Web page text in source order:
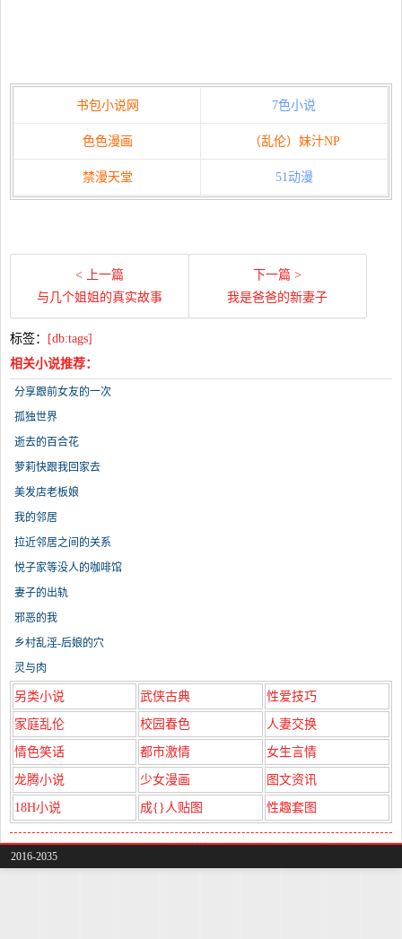
书包小说网 7色小说
色色漫画 （乱伦）妹汁NP
禁漫天堂 51动漫
< 上一篇
与几个姐姐的真实故事
下一篇 >
我是爸爸的新妻子
标签：
[db:tags]
相关小说推荐：
分享跟前女友的一次
孤独世界
逝去的百合花
萝莉快跟我回家去
美发店老板娘
我的邻居
拉近邻居之间的关系
悦子家等没人的咖啡馆
妻子的出轨
邪恶的我
乡村乱淫-后娘的穴
灵与肉
另类小说 武侠古典 性爱技巧
家庭乱伦 校园春色 人妻交换
情色笑话 都市激情 女生言情
龙腾小说 少女漫画 图文资讯
18H小说 成{}人贴图 性趣套图
2016-2035